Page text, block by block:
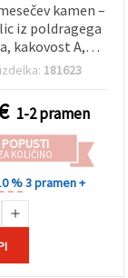
kamen –
iz poldragega
kakovost A,
8 mm, pribl. 45
181623
1-2 pramen
POPUSTI
KOLIČINO
%3 pramen +